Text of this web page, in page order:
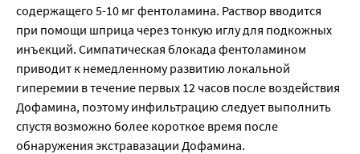
содержащего 5-10 мг фентоламина. Раствор вводится
при помощи шприца через тонкую иглу для подкожных
инъекций. Симпатическая блокада фентоламином
приводит к немедленному развитию локальной
гиперемии в течение первых 12 часов после воздействия
Дофамина, поэтому инфильтрацию следует выполнить
спустя возможно более короткое время после
обнаружения экстравазации Дофамина.